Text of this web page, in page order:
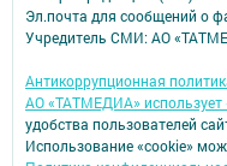
Эл.почта для сообщений о
Учредитель СМИ: АО
Антикоррупционная
АО «ТАТМЕДИА» использует
удобства пользователей
Использование «cookie»